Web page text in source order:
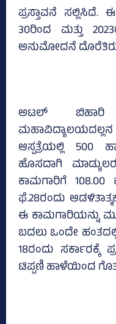
ಪ್ರಸ್ತಾವನೆ ಸಲ್ಲಿಸಿದೆ.
30ರಿಂದ ಮತ್ತು
ಅನುಮೋದನೆ
ಅಟಲ್‌ ಬಿಹಾರಿ
ಆಸ್ಪತ್ರೆಯಲ್ಲಿ 500
ಹೊಸದಾಗಿ
ಕಾಮಗಾರಿಗೆ 108.00
ಫೆ.28ರಂದು
ಈ ಕಾಮಗಾರಿಯನ್ನು
ಬದಲು ಒಂದೇ
18ರಂದು ಸರ್ಕಾರಕ್ಕೆ
ಟಿಪ್ಪಣಿ ಹಾಳೆಯಿಂದ